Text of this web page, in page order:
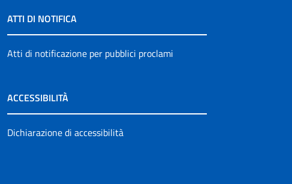
ATTI DI NOTIFICA
Atti di notificazione per pubblici proclami
ACCESSIBILITÀ
Dichiarazione di accessibilità